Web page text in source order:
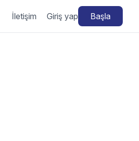
İletişim Giriş yap Başla